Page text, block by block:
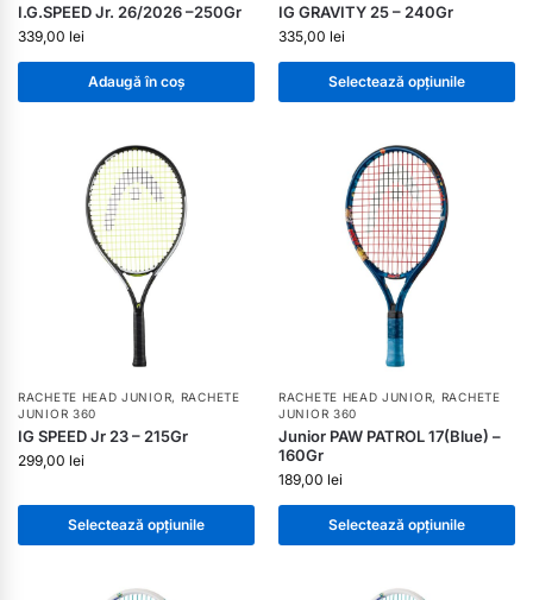
I.G.SPEED Jr. 26/2026 –250Gr
339,00 lei
Adaugă în coș
IG GRAVITY 25 – 240Gr
335,00 lei
Selectează opțiunile
RACHETE HEAD JUNIOR, RACHETE
JUNIOR 360
IG SPEED Jr 23 – 215Gr
299,00 lei
Selectează opțiunile
RACHETE HEAD JUNIOR, RACHETE
JUNIOR 360
Junior PAW PATROL 17(Blue) –
160Gr
189,00 lei
Selectează opțiunile